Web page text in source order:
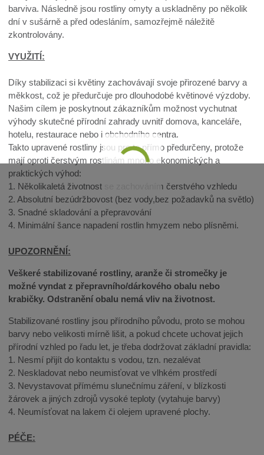
barviva. Následně jsou rostliny omyty a uskladněny po několik
dní v sušárně a před odesláním, samozřejmě náležitě
zkontrolovány.
VYUŽITÍ:
Díky stabilizaci si květiny zachovávají svoje přirozené barvy a
měkkost, což je předurčuje pro dlouhodobé květinové výzdoby.
Našim cílem je poskytnout zákazníkům možnost vychutnat
výhody skutečné přírodní zahrady uvnitř domova, kanceláře,
hotelu, restaurace nebo i obchodního centra.
Takto upravené rostliny jsou pro to přímo předurčeny, protože
mají oproti čerstvým rostlinám mnoho ekonomických a
praktických výhod:
1. Několikaletá životnost se zachováním čerstvého vzhledu
2. Absolutní bezúdržbovost (bez vody,bez požadavků na světlo)
3. Snadné skladování a přepravování
4. Minimální šance napadení rostlin hmyzem nebo plísněmi.
UPOZORNĚNÍ:
Veškeré stabilizované rostliny, aranže či stromečky je
možné vyndat z přepravního/dárkového obalu nebo
krabičky. Odstranění obalu nemá vliv na životnost.
Stabilizované rostliny jsou přírodního původu, proto se mohou
barvy nebo velikosti mírně lišit, a pokud chcete uchovat jejich
přírodní vzhled po řadu let, je třeba dodržovat základní pravidla:
1. Nesmí přijít do kontaktu s vodou, tzn. nezalévat
2. Neskladovat nebo neumisťovat ve vlhkém prostředí
3. Nevystavovat přímému slunečnímu záření, v blízkosti
žárovek a jiných zdrojů vysoké teploty (vytahuje barvy)
4. Neumísťovat na lakem či olejem upravené plochy.
PÉČE: